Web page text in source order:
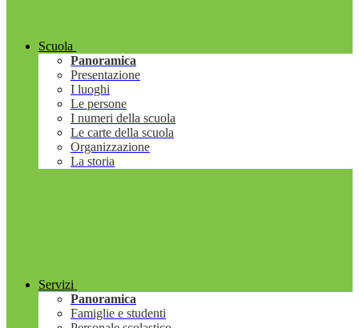
Scuola
Panoramica
Presentazione
I luoghi
Le persone
I numeri della scuola
Le carte della scuola
Organizzazione
La storia
Servizi
Panoramica
Famiglie e studenti